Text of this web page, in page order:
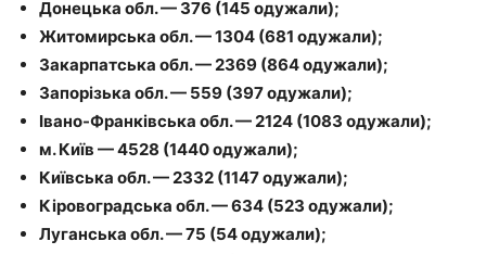
Донецька обл. — 376 (145 одужали);
Житомирська обл. — 1304 (681 одужали);
Закарпатська обл. — 2369 (864 одужали);
Запорізька обл. — 559 (397 одужали);
Івано-Франківська обл. — 2124 (1083 одужали);
м. Київ — 4528 (1440 одужали);
Київська обл. — 2332 (1147 одужали);
Кіровоградська обл. — 634 (523 одужали);
Луганська обл. — 75 (54 одужали);